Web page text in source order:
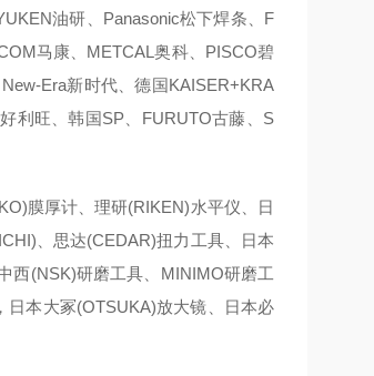
油研、Panasonic松下焊条、F
马康、METCAL奥科、PISCO碧
Era新时代、德国KAISER+KRA
利旺、韩国SP、FURUTO古藤、S
膜厚计、理研(RIKEN)水平仪、日
、思达(CEDAR)扭力工具、日本
西(NSK)研磨工具、MINIMO研磨工
本大冢(OTSUKA)放大镜、日本必